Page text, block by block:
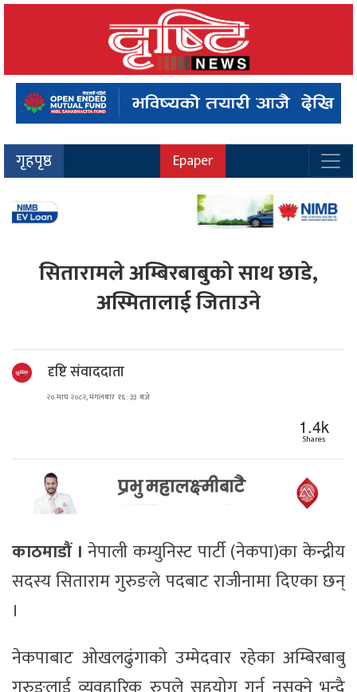
गृहपृष्ठ Epaper
सितारामले अम्बिरबाबुको साथ छाडे,
अस्मितालाई जिताउने
दृष्टि संवाददाता
२० माघ २०८२, मंगलबार १६ : ३३ बजे
1.4k
Shares
काठमाडौं ।नेपाली कम्युनिस्ट पार्टी (नेकपा)का केन्द्रीय
सदस्य सिताराम गुरुङले पदबाट राजीनामा दिएका छन्
।
नेकपाबाट ओखलढुंगाको उम्मेदवार रहेका अम्बिरबाबु